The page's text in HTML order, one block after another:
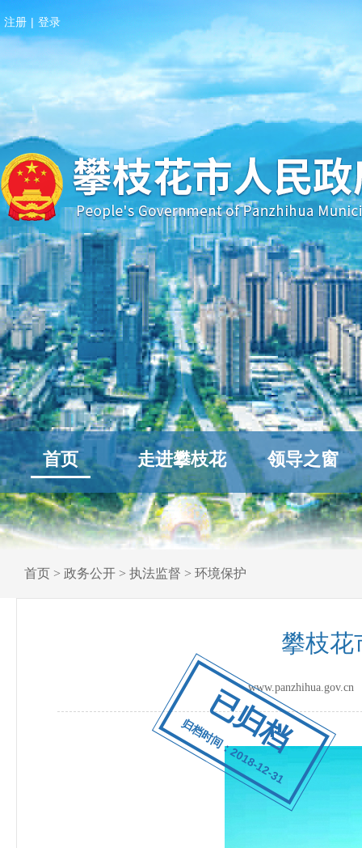
已归档
归档时间：2018-12-31
注册 | 登录
首页 走进攀枝花 领导之窗
首页 > 政务公开 > 执法监督 > 环境保护
攀枝花